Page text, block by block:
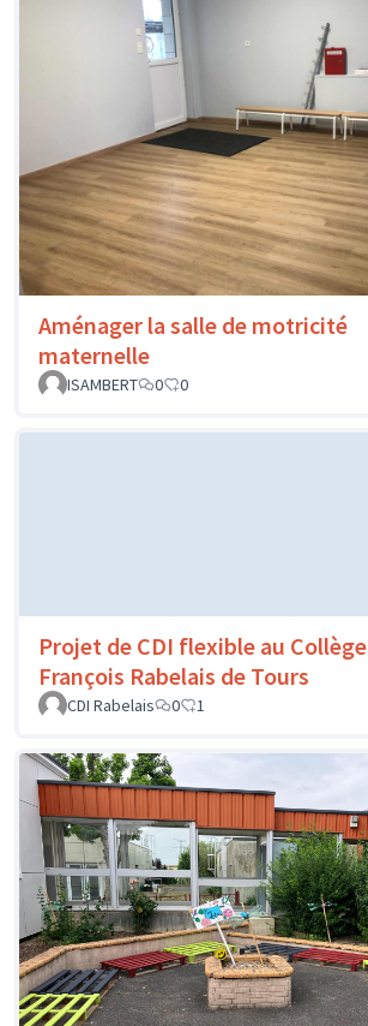
Aménager la salle de motricité
maternelle
ISAMBERT
0 0
Projet de CDI flexible au Collège
François Rabelais de Tours
CDI Rabelais
0 1